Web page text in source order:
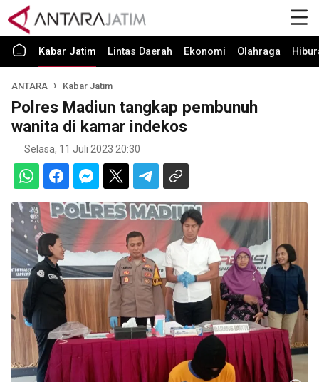
Kabar Jatim Lintas Daerah Ekonomi Olahraga
ANTARA Kabar Jatim
Polres Madiun tangkap pembunuh
wanita di kamar indekos
Selasa, 11 Juli 2023 20:30